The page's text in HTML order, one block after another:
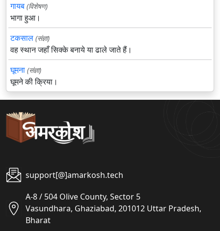
गायब (विशेषण)
भागा हुआ।
टकसाल (संज्ञा)
वह स्थान जहाँ सिक्के बनाये या ढाले जाते हैं।
घूमना (संज्ञा)
घूमने की क्रिया।
support[@]amarkosh.tech
A-8 / 504 Olive County, Sector 5
Vasundhara, Ghaziabad, 201012 Uttar Pradesh,
Bharat